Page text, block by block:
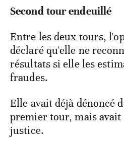
Second tour endeuillé
Entre les deux tours,
déclaré qu'elle ne
résultats si elle les
fraudes.
Elle avait déjà dénoncé
premier tour, mais avait
justice.